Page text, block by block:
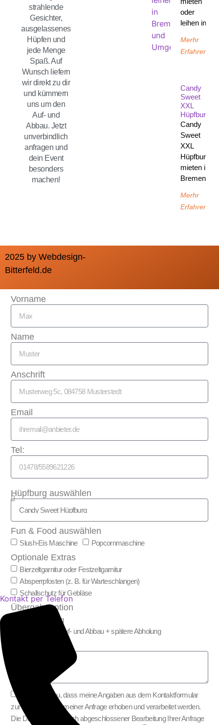
strahlende
Gesichter,
ausgelassenes
Hüpfen und
jede Menge
Spaß. Auf
Wunsch liefern
wir direkt zu dir
und kümmern
uns um den
Auf- und
Abbau. Jetzt
unverbindlich
anfragen und
dein Event
besonders
machen!
oder
leihen in
Merhr
Erfahren
Candy
Sweet
XXL
Hüpfburg
Candy
Sweet
XXL
Hüpfburg
mieten in
Bremen
Merhr
Erfahren
2025 by Webdesign-
Bitterfeld.de
Vorname
Name
Anschrift
Email
Tel:
Hüpfburg auswählen
Fun & Food auswählen
Slush-Eis Maschine Popcornmaschine
Optionale Extras
Bierzeltgarnitur oder Festzeltgarnitur
Absperrpfosten (z. B. für Warteschlangen)
Schallschutz für Gebläse
Übergabeoption
Selbstabholung
Lieferung inkl. Auf- und Abbau + spätere Abholung
Ich stimme zu, dass meine Angaben aus dem Kontaktformular
zur Beantwortung meiner Anfrage erhoben und verarbeitet werden.
Die Daten werden nach abgeschlossener Bearbeitung Ihrer Anfrage
Kontakt per Telefon